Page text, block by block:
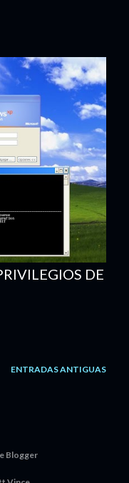
DE
ENTRADAS ANTIGUAS
Blogger